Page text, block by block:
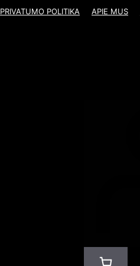
PRIVATUMO POLITIKA APIE MUS